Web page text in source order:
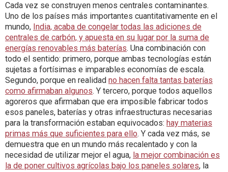
Cada vez se construyen menos centrales contaminantes.
Uno de los países más importantes cuantitativamente en el
mundo, India, acaba de congelar todas las adiciones de
centrales de carbón, y apuesta en su lugar por la suma de
energías renovables más baterías. Una combinación con
todo el sentido: primero, porque ambas tecnologías están
sujetas a fortísimas e imparables economías de escala.
Segundo, porque en realidad no hacen falta tantas baterías
como afirmaban algunos. Y tercero, porque todos aquellos
agoreros que afirmaban que era imposible fabricar todos
esos paneles, baterías y otras infraestructuras necesarias
para la transformación estaban equivocados: hay materias
primas más que suficientes para ello. Y cada vez más, se
demuestra que en un mundo más recalentado y con la
necesidad de utilizar mejor el agua, la mejor combinación es
la de poner cultivos agrícolas bajo los paneles solares, la